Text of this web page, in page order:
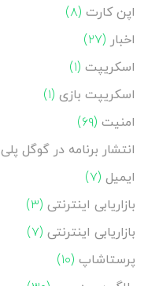
اپن کارت (۸)
اخبار (۲۷)
اسکریپت (۱)
اسکریپت بازی (۱)
امنیت (۶۹)
انتشار برنامه در گوگل پلی
ایمیل (۷)
بازاریابی اینترنتی (۳)
بازاریابی اینترنتی (۷)
پرستاشاپ (۱۰)